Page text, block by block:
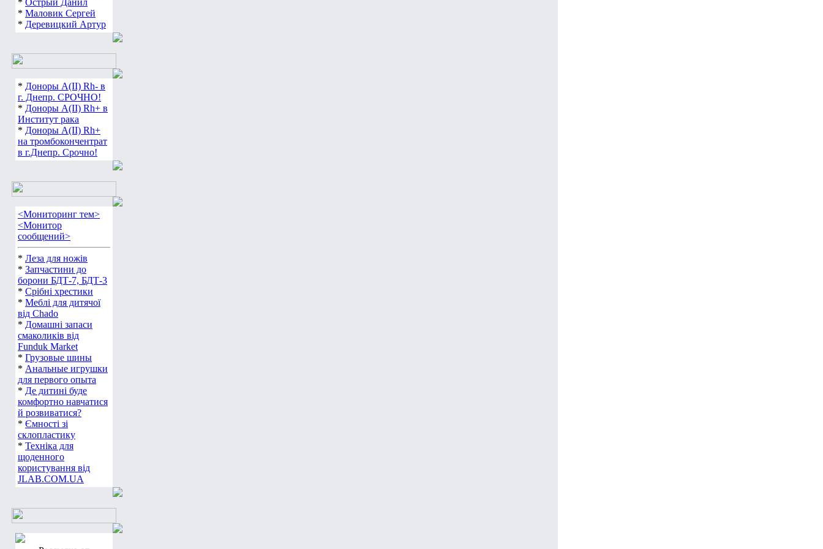
* Острый Данил
* Маловик Сергей
* Деревицкий Артур
* Доноры А(ІІ) Rh- в
г. Днепр. СРОЧНО!
* Доноры А(ІІ) Rh+ в
Институт рака
* Доноры А(ІІ) Rh+
на тромбокончентрат
в г.Днепр. Срочно!
<Мониторинг тем>
<Монитор
сообщений>
* Леза для ножів
* Запчастини до
борони БДТ-7, БДТ-3
* Срібні хрестики
* Меблі для дитячої
від Chado
* Домашні запаси
смаколиків від
Funduk Market
* Грузовые шины
* Анальные игрушки
для первого опыта
* Де дитині буде
комфортно навчатися
й розвиватися?
* Ємності зі
склопластику
* Техніка для
щоденного
користування від
JLAB.COM.UA